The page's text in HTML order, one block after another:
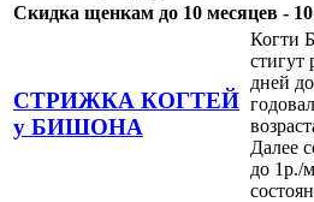
Скидка щенкам до 10 месяцев -
СТРИЖКА КОГТЕЙ
у БИШОНА
Когти
стигут
дней
Далее
до 1р./